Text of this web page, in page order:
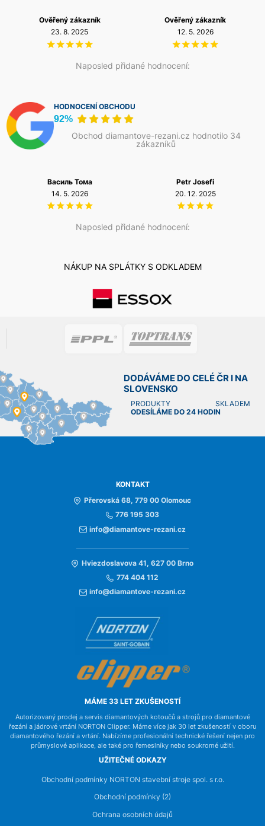
Naposled přidané hodnocení:
Ověřený zákazník
23. 8. 2025
Ověřený zákazník
12. 5. 2026
HODNOCENÍ OBCHODU
92%
Obchod diamantove-rezani.cz hodnotilo 34
zákazníků
Naposled přidané hodnocení:
Василь Тома
14. 5. 2026
Petr Josefi
20. 12. 2025
NÁKUP NA SPLÁTKY S ODKLADEM
DODÁVÁME DO CELÉ ČR I NA
SLOVENSKO
PRODUKTY SKLADEM
ODESÍLÁME DO 24 HODIN
KONTAKT
Přerovská 68, 779 00 Olomouc
776 195 303
info@diamantove-rezani.cz
Hviezdoslavova 41, 627 00 Brno
774 404 112
info@diamantove-rezani.cz
MÁME 33 LET ZKUŠENOSTÍ
Autorizovaný prodej a servis diamantových kotoučů a strojů pro diamantové
řezání a jádrové vrtání NORTON Clipper. Máme více jak 30 let zkušeností v oboru
diamantového řezání a vrtání. Nabízíme profesionální technické řešení nejen pro
průmyslové aplikace, ale také pro řemeslníky nebo soukromé užití.
UŽITEČNÉ ODKAZY
Obchodní podmínky NORTON stavební stroje spol. s r.o.
Obchodní podmínky (2)
Ochrana osobních údajů